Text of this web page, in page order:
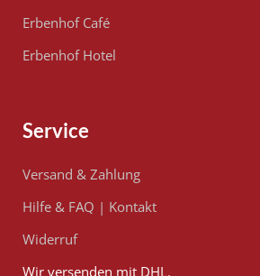
Erbenhof Café
Erbenhof Hotel
Service
Versand & Zahlung
Hilfe & FAQ | Kontakt
Widerruf
Wir versenden mit DHL.